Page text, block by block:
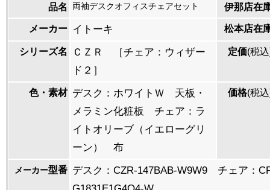
品名 両袖デスクオフィスチェアセット 伊那店在
メーカー イトーキ 松本店在
シリーズ名
ＣＺＲ ［チェア：ウィザー
ド２］
定価(税
色・素材 デスク：ホワイトＷ 天板・
メラミン化粧板 チェア：ラ
イトオリーブ（イエローグリ
ーン） 布
価格(税
メーカー型番 デスク：CZR-147BAB-W9W9 チェア：